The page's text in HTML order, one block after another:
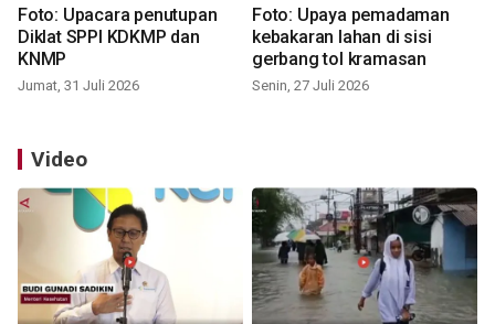
Foto: Upacara penutupan
Diklat SPPI KDKMP dan
KNMP
Jumat, 31 Juli 2026
Foto: Upaya pemadaman
kebakaran lahan di sisi
gerbang tol kramasan
Senin, 27 Juli 2026
Video